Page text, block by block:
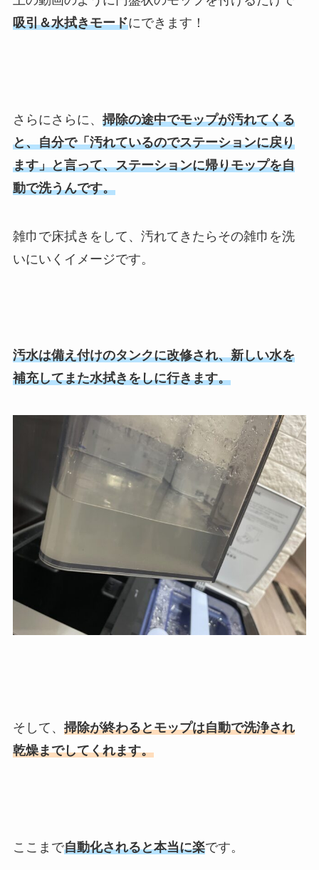
吸引＆水拭きモードにできます！
さらにさらに、 掃除の途中でモップが汚れてくる
と、自分で「汚れているのでステーションに戻り
ます」と言って、ステーションに帰りモップを自
動で洗うんです。
雑巾で床拭きをして、汚れてきたらその雑巾を洗
いにいくイメージです。
汚水は備え付けのタンクに改修され、新しい水を
補充してまた水拭きをしに行きます。
そして、 掃除が終わるとモップは自動で洗浄され
乾燥までしてくれます。
ここまで自動化されると本当に楽です。